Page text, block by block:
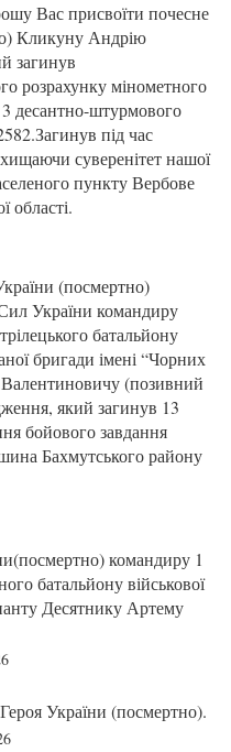
Вас присвоїти почесне
Кликуну Андрію
загинув
розрахунку мінометного
десантно-штурмового
під час
суверенітет нашої
пункту Вербове
області.
(посмертно)
України командиру
батальйону
бригади імені “Чорних
(позивний
який загинув 13
бойового завдання
Бахмутського району
командиру 1
батальйону військової
Десятнику Артему
України (посмертно).